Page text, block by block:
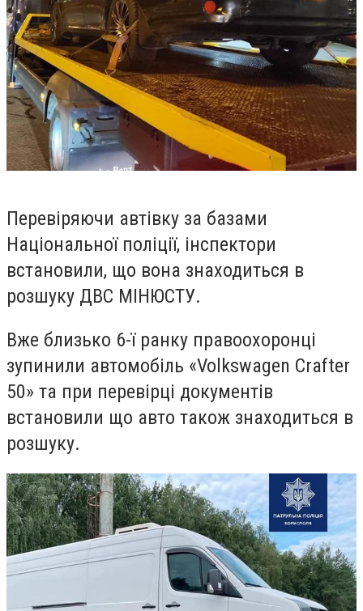
Перевіряючи автівку за базами
Національної поліції, інспектори
встановили, що вона знаходиться в
розшуку ДВС МІНЮСТУ.
Вже близько 6-ї ранку правоохоронці
зупинили автомобіль «Volkswagen Crafter
50» та при перевірці документів
встановили що авто також знаходиться в
розшуку.